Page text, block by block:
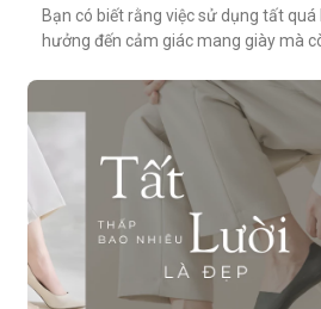
Bạn có biết rằng việc sử dụng tất
hưởng đến cảm giác mang giày mà
Cùng GOMTAT tìm hiểu nhé.Tuổi thọ
tất là bao lâu?Trung bình, một đôi